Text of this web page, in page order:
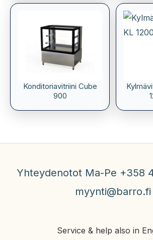
Konditoriavitriini Cube
900
Yhteydenotot Ma-Pe +358
myynti@barro.fi
Service & help also in